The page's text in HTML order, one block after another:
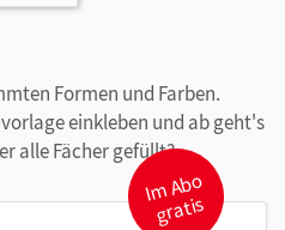
Formen und Farben.
einkleben und ab geht's
alle Fächer gefüllt?
I
m
A
b
o
gr
atis